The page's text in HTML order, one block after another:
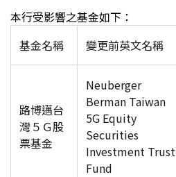
本行受影響之基金如下：
基金名稱
變更前英文名稱
路博邁台
灣５Ｇ股
票基金
Neuberger
Berman Taiwan
5G Equity
Securities
Investment Trust
Fund